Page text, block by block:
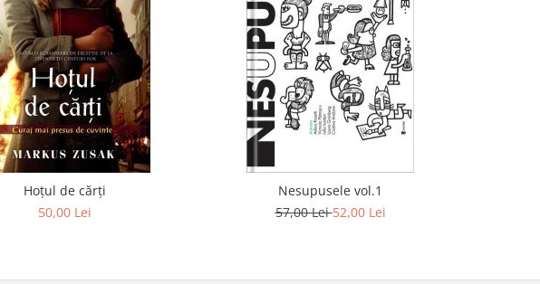
Hoțul de cărți
50,00 Lei
Nesupusele vol.1
57,00 Lei52,00 Lei